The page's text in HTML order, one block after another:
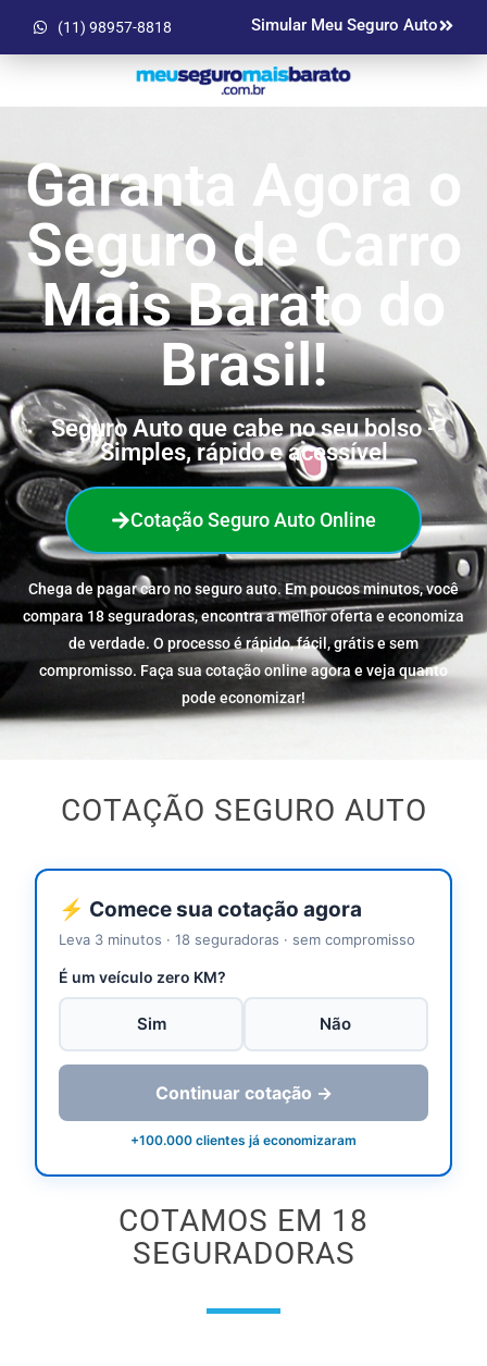
(11) 98957-8818 Simular Meu Seguro Auto
Garanta Agora o
Seguro de Carro
Mais Barato do
Brasil!
Seguro Auto que cabe no seu bolso -
Simples, rápido e acessível
Cotação Seguro Auto Online
Chega de pagar caro no seguro auto. Em poucos minutos, você
compara 18 seguradoras, encontra a melhor oferta e economiza
de verdade. O processo é rápido, fácil, grátis e sem
compromisso. Faça sua cotação online agora e veja quanto
pode economizar!
COTAÇÃO SEGURO AUTO
⚡ Comece sua cotação agora
Leva 3 minutos · 18 seguradoras · sem compromisso
É um veículo zero KM?
Sim Não
Continuar cotação →
+100.000 clientes já economizaram
COTAMOS EM 18
SEGURADORAS